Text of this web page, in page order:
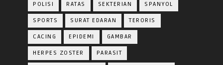
POLISI RATAS SEKTERIAN SPANYOL
SPORTS SURAT EDARAN TERORIS
CACING EPIDEMI GAMBAR
HERPES ZOSTER PARASIT